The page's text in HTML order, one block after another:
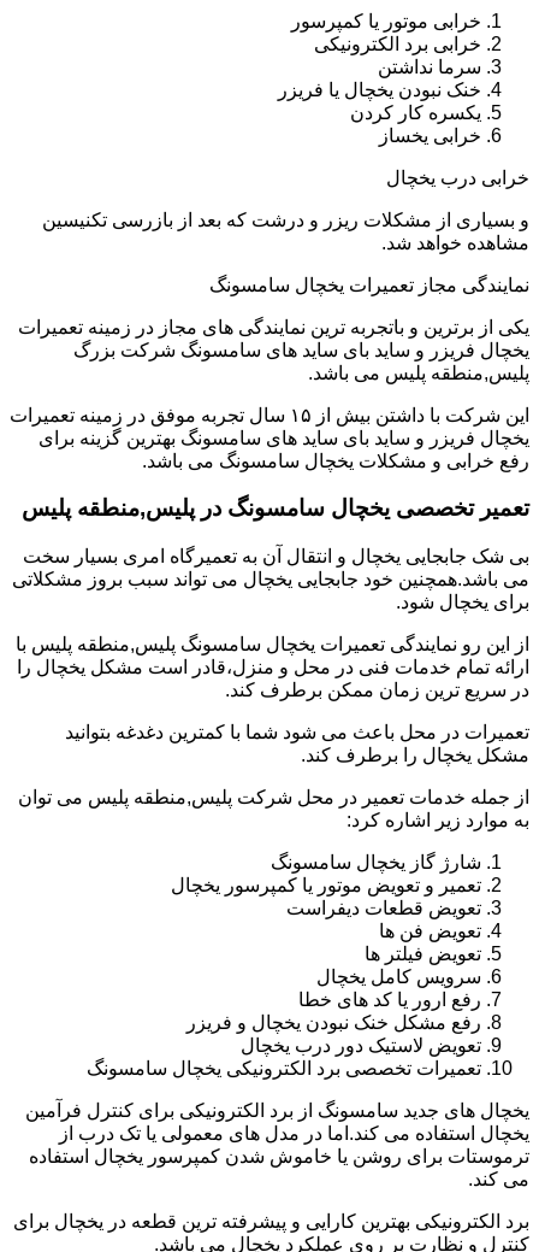
خرابی موتور یا کمپرسور
خرابی برد الکترونیکی
سرما نداشتن
خنک نبودن یخچال یا فریزر
یکسره کار کردن
خرابی یخساز
خرابی درب یخچال
و بسیاری از مشکلات ریزر و درشت که بعد از بازرسی تکنیسین
مشاهده خواهد شد.
نمایندگی مجاز تعمیرات یخچال سامسونگ
یکی از برترین و باتجربه ترین نمایندگی های مجاز در زمینه تعمیرات
یخچال فریزر و ساید بای ساید های سامسونگ شرکت بزرگ
پلیس,منطقه پلیس می باشد.
این شرکت با داشتن بیش از ۱۵ سال تجربه موفق در زمینه تعمیرات
یخچال فریزر و ساید بای ساید های سامسونگ بهترین گزینه برای
رفع خرابی و مشکلات یخچال سامسونگ می باشد.
تعمیر تخصصی یخچال سامسونگ در پلیس,منطقه پلیس
بی شک جابجایی یخچال و انتقال آن به تعمیرگاه امری بسیار سخت
می باشد.همچنین خود جابجایی یخچال می تواند سبب بروز مشکلاتی
برای یخچال شود.
از این رو نمایندگی تعمیرات یخچال سامسونگ پلیس,منطقه پلیس با
ارائه تمام خدمات فنی در محل و منزل،قادر است مشکل یخچال را
در سریع ترین زمان ممکن برطرف کند.
تعمیرات در محل باعث می شود شما با کمترین دغدغه بتوانید
مشکل یخچال را برطرف کند.
از جمله خدمات تعمیر در محل شرکت پلیس,منطقه پلیس می توان
به موارد زیر اشاره کرد:
شارژ گاز یخچال سامسونگ
تعمیر و تعویض موتور یا کمپرسور یخچال
تعویض قطعات دیفراست
تعویض فن ها
تعویض فیلتر ها
سرویس کامل یخچال
رفع ارور یا کد های خطا
رفع مشکل خنک نبودن یخچال و فریزر
تعویض لاستیک دور درب یخچال
تعمیرات تخصصی برد الکترونیکی یخچال سامسونگ
یخچال های جدید سامسونگ از برد الکترونیکی برای کنترل فرآمین
یخچال استفاده می کند.اما در مدل های معمولی یا تک درب از
ترموستات برای روشن یا خاموش شدن کمپرسور یخچال استفاده
می کند.
برد الکترونیکی بهترین کارایی و پیشرفته ترین قطعه در یخچال برای
کنترل و نظارت بر روی عملکرد یخچال می باشد.